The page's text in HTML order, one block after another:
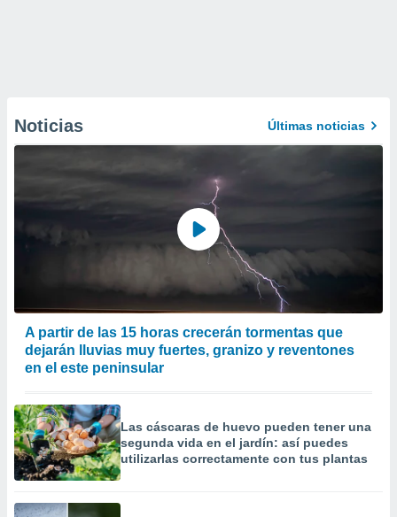
Noticias Últimas noticias
A partir de las 15 horas crecerán tormentas que
dejarán lluvias muy fuertes, granizo y reventones
en el este peninsular
Las cáscaras de huevo pueden tener una
segunda vida en el jardín: así puedes
utilizarlas correctamente con tus plantas